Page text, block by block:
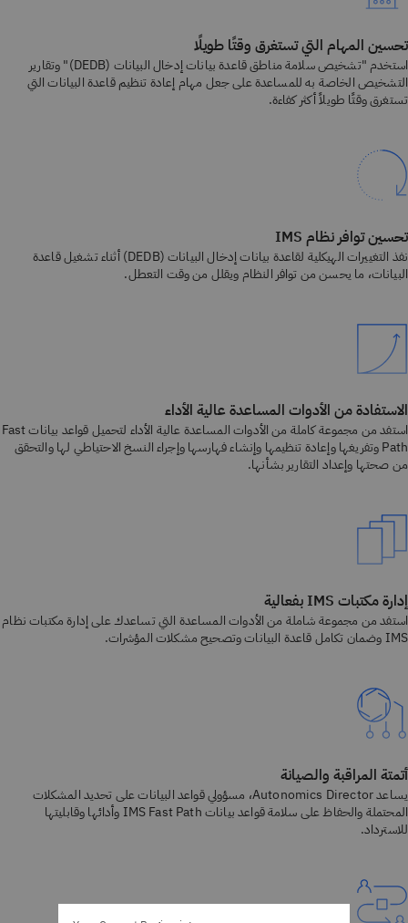
تحسين المهام التي تستغرق وقتًا طويلًا
استخدم "تشخيص سلامة مناطق قاعدة بيانات إدخال البيانات (DEDB)" وتقارير
التشخيص الخاصة به للمساعدة على جعل مهام إعادة تنظيم قاعدة البيانات التي
تستغرق وقتًا طويلاً أكثر كفاءة.
تحسين توافر نظام IMS
نفذ التغييرات الهيكلية لقاعدة بيانات إدخال البيانات (DEDB) أثناء تشغيل قاعدة
البيانات، ما يحسن من توافر النظام ويقلل من وقت التعطل.
الاستفادة من الأدوات المساعدة عالية الأداء
استفد من مجموعة كاملة من الأدوات المساعدة عالية الأداء لتحميل قواعد بيانات Fast
Path وتفريغها وإعادة تنظيمها وإنشاء فهارسها وإجراء النسخ الاحتياطي لها والتحقق
من صحتها وإعداد التقارير بشأنها.
إدارة مكتبات IMS بفعالية
استفد من مجموعة شاملة من الأدوات المساعدة التي تساعدك على إدارة مكتبات نظام
IMS وضمان تكامل قاعدة البيانات وتصحيح مشكلات المؤشرات.
أتمتة المراقبة والصيانة
يساعد Autonomics Director، مسؤولي قواعد البيانات على تحديد المشكلات
المحتملة والحفاظ على سلامة قواعد بيانات IMS Fast Path وأدائها وقابليتها
للاسترداد.